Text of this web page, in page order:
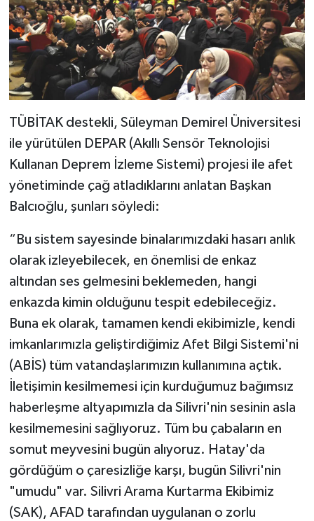
TÜBİTAK destekli, Süleyman Demirel Üniversitesi
ile yürütülen DEPAR (Akıllı Sensör Teknolojisi
Kullanan Deprem İzleme Sistemi) projesi ile afet
yönetiminde çağ atladıklarını anlatan Başkan
Balcıoğlu, şunları söyledi:
“Bu sistem sayesinde binalarımızdaki hasarı anlık
olarak izleyebilecek, en önemlisi de enkaz
altından ses gelmesini beklemeden, hangi
enkazda kimin olduğunu tespit edebileceğiz.
Buna ek olarak, tamamen kendi ekibimizle, kendi
imkanlarımızla geliştirdiğimiz Afet Bilgi Sistemi'ni
(ABİS) tüm vatandaşlarımızın kullanımına açtık.
İletişimin kesilmemesi için kurduğumuz bağımsız
haberleşme altyapımızla da Silivri'nin sesinin asla
kesilmemesini sağlıyoruz. Tüm bu çabaların en
somut meyvesini bugün alıyoruz. Hatay'da
gördüğüm o çaresizliğe karşı, bugün Silivri'nin
"umudu" var. Silivri Arama Kurtarma Ekibimiz
(SAK), AFAD tarafından uygulanan o zorlu